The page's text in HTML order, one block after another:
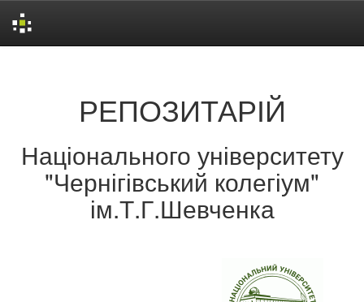
РЕПОЗИТАРІЙ
Національного університету
"Чернігівський колегіум"
ім.Т.Г.Шевченка